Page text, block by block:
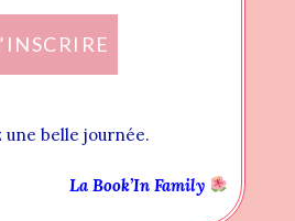
une belle journée.
La Book’In Family